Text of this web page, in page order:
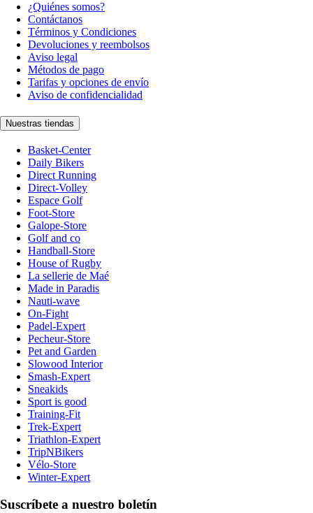
¿Quiénes somos?
Contáctanos
Términos y Condiciones
Devoluciones y reembolsos
Aviso legal
Métodos de pago
Tarifas y opciones de envío
Aviso de confidencialidad
Nuestras tiendas
Basket-Center
Daily Bikers
Direct Running
Direct-Volley
Espace Golf
Foot-Store
Galope-Store
Golf and co
Handball-Store
House of Rugby
La sellerie de Maé
Made in Paradis
Nauti-wave
On-Fight
Padel-Expert
Pecheur-Store
Pet and Garden
Slowood Interior
Smash-Expert
Sneakids
Sport is good
Training-Fit
Trek-Expert
Triathlon-Expert
TripNBikers
Vélo-Store
Winter-Expert
Suscríbete a nuestro boletín